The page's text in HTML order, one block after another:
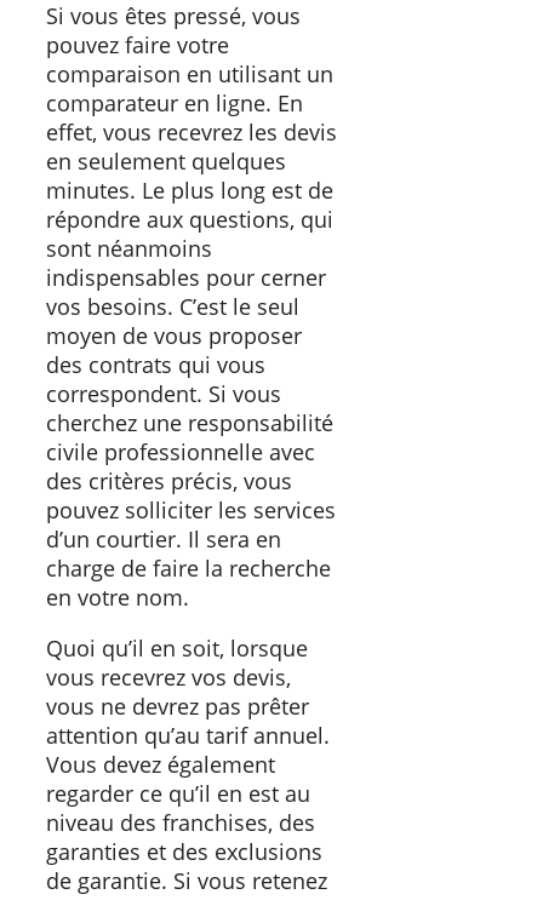
Si vous êtes pressé, vous
pouvez faire votre
comparaison en utilisant un
comparateur en ligne. En
effet, vous recevrez les devis
en seulement quelques
minutes. Le plus long est de
répondre aux questions, qui
sont néanmoins
indispensables pour cerner
vos besoins. C’est le seul
moyen de vous proposer
des contrats qui vous
correspondent. Si vous
cherchez une responsabilité
civile professionnelle avec
des critères précis, vous
pouvez solliciter les services
d’un courtier. Il sera en
charge de faire la recherche
en votre nom.
Quoi qu’il en soit, lorsque
vous recevrez vos devis,
vous ne devrez pas prêter
attention qu’au tarif annuel.
Vous devez également
regarder ce qu’il en est au
niveau des franchises, des
garanties et des exclusions
de garantie. Si vous retenez